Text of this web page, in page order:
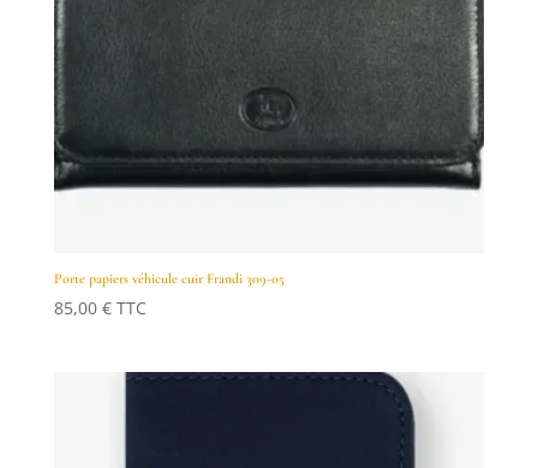
Porte papiers véhicule cuir Frandi 309-05
85,00 € TTC